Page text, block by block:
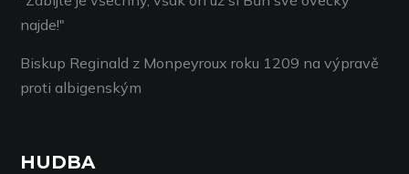
najde!"
Biskup Reginald z Monpeyroux roku 1209 na výpravě
proti albigenským
HUDBA